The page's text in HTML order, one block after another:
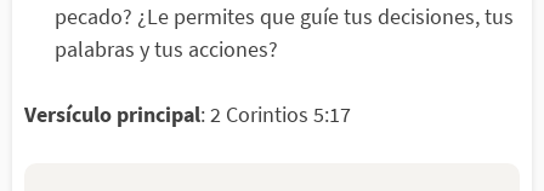
pecado? ¿Le permites que guíe tus decisiones, tus
palabras y tus acciones?
Versículo principal: 2 Corintios 5:17